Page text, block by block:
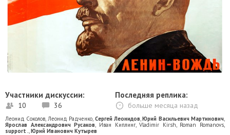
Участники дискуссии:
10 36
Последняя реплика:
больше месяца назад
Леонид Соколов, Леонид Радченко, Сергей Леонидов,Юрий Васильевич Мартинович,
Ярослав Александрович Русаков, Иван Киплинг,Vladimir Kirsh, Roman Romanovs,
support .,Юрий Иванович Кутырев